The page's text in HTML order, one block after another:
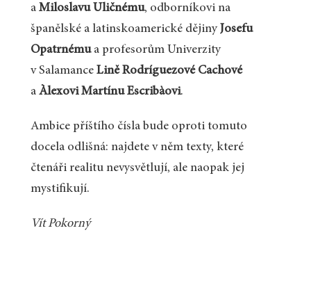
a Miloslavu Uličnému, odborníkovi na
španělské a latinskoamerické dějiny Josefu
Opatrnémua profesorům Univerzity
v Salamance Lině Rodríguezové Cachové
a Àlexovi Martínu Escribàovi.
Ambice příštího čísla bude oproti tomuto
docela odlišná: najdete v něm texty, které
čtenáři realitu nevysvětlují, ale naopak jej
mystifikují.
Vít Pokorný